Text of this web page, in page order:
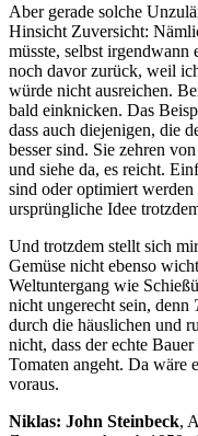
Aber gerade solche
Hinsicht Zuversicht:
müsste, selbst irgendwann
noch davor zurück, weil
würde nicht ausreichen.
bald einknicken. Das
dass auch diejenigen, die
besser sind. Sie zehren
und siehe da, es reicht.
sind oder optimiert werden
ursprüngliche Idee
Und trotzdem stellt sich
Gemüse nicht ebenso
Weltuntergang wie
nicht ungerecht sein, denn
durch die häuslichen und
nicht, dass der echte
Tomaten angeht. Da wäre
voraus.
Niklas: John Steinbeck,